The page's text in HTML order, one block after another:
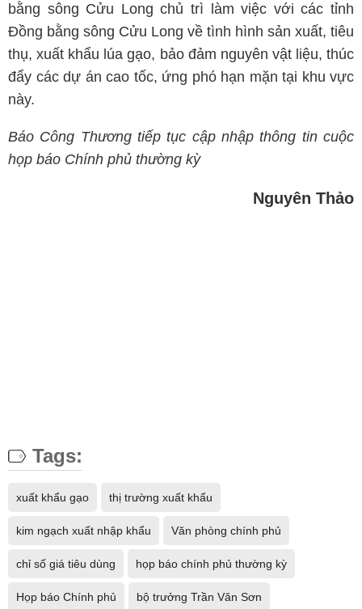
bằng sông Cửu Long chủ trì làm việc với các tỉnh
Đồng bằng sông Cửu Long về tình hình sản xuất, tiêu
thụ, xuất khẩu lúa gạo, bảo đảm nguyên vật liệu, thúc
đẩy các dự án cao tốc, ứng phó hạn mặn tại khu vực
này.
Báo Công Thương tiếp tục cập nhập thông tin cuộc
họp báo Chính phủ thường kỳ
Nguyên Thảo
Tags:
xuất khẩu gạo thị trường xuất khẩu
kim ngạch xuất nhập khẩu Văn phòng chính phủ
chỉ số giá tiêu dùng họp báo chính phủ thường kỳ
Họp báo Chính phủ bộ trưởng Trần Văn Sơn